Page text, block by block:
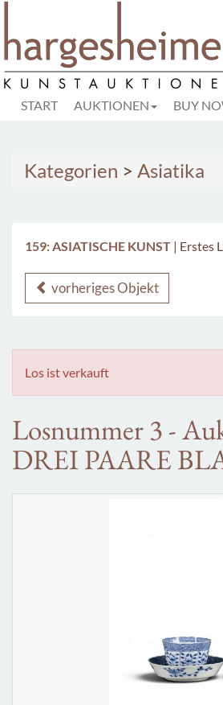
START AUKTIONEN BUY
Kategorien > Asiatika
159: ASIATISCHE KUNST | Erstes
vorheriges Objekt
Los ist verkauft
Losnummer 3 -
DREI PAARE